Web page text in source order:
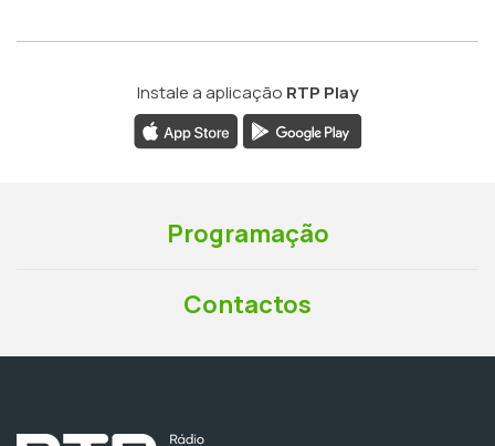
Instale a aplicação RTP Play
Programação
Contactos